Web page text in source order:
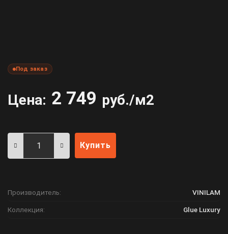
Под заказ
Цена: 2 749 руб./м2
Купить
Производитель: VINILAM
Коллекция: Glue Luxury